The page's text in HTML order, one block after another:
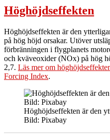
Höghöjdseffekten
Höghöjdseffekten är den
på hög höjd orsakar. Utöver
förbränningen i flygplanets
och kväveoxider (NOx) på hög
2,7. Läs mer om
Forcing Index.
Höghöjdseffekten är den
Bild: Pixabay